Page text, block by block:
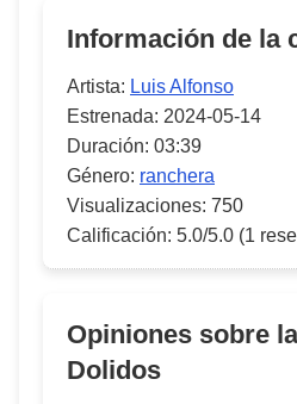
Información de la
Artista: Luis Alfonso
Estrenada: 2024-05-14
Duración: 03:39
Género: ranchera
Visualizaciones: 750
Calificación: 5.0/5.0 (1
Opiniones sobre
Dolidos